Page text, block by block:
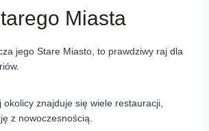
Miasta
jego Stare Miasto, to prawdziwy raj dla
okolicy znajduje się wiele restauracji,
z nowoczesnością.